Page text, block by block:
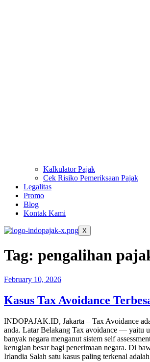
Kalkulator Pajak
Cek Risiko Pemeriksaan Pajak
Legalitas
Promo
Blog
Kontak Kami
X
Tag: pengalihan
February 10, 2026
Kasus Tax Avoidance
INDOPAJAK.ID, Jakarta – Tax Avoidance
anda. Latar Belakang Tax avoidance — yaitu
banyak negara menganut sistem self
kerugian besar bagi penerimaan negara. Di
Irlandia Salah satu kasus paling terkenal